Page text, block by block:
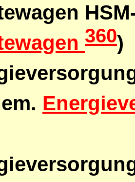
360)